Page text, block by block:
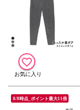
8/8時点_ポイント最大11倍